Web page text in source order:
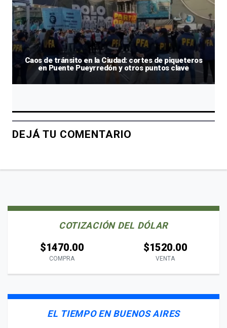
Caos de tránsito en la Ciudad: cortes de piqueteros
en Puente Pueyrredón y otros puntos clave
DEJÁ TU COMENTARIO
COTIZACIÓN DEL DÓLAR
$1470.00
COMPRA
$1520.00
VENTA
EL TIEMPO EN BUENOS AIRES